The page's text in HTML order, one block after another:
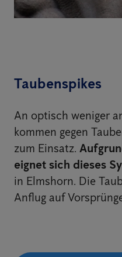
Taubenspikes
An optisch weniger
kommen gegen
zum Einsatz.
eignet sich dieses
in Elmshorn. Die
Anflug auf